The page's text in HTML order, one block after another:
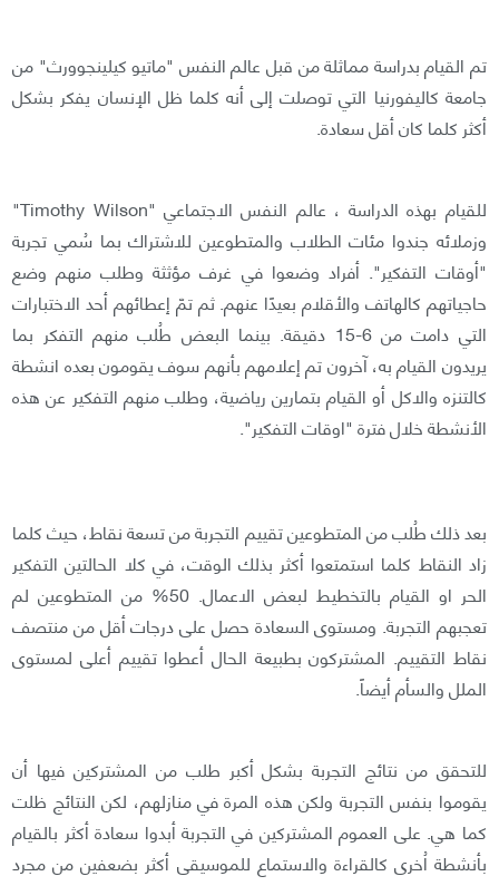
تم القيام بدراسة مماثلة من قبل عالم النفس "ماتيو كيلينجوورث" من
جامعة كاليفورنيا التي توصلت إلى أنه كلما ظل الإنسان يفكر بشكل
أكثر كلما كان أقل سعادة.
للقيام بهذه الدراسة ، عالم النفس الاجتماعي "Timothy Wilson"
وزملائه جندوا مئات الطلاب والمتطوعين للاشتراك بما سُمي تجربة
"أوقات التفكير". أفراد وضعوا في غرف مؤثثة وطلب منهم وضع
حاجياتهم كالهاتف والأقلام بعيدًا عنهم. ثم تمّ إعطائهم أحد الاختبارات
التي دامت من 6-15 دقيقة. بينما البعض طُلب منهم التفكر بما
يريدون القيام به، آخرون تم إعلامهم بأنهم سوف يقومون بعده انشطة
كالتنزه والاكل أو القيام بتمارين رياضية، وطلب منهم التفكير عن هذه
الأنشطة خلال فترة "اوقات التفكير".
بعد ذلك طُلب من المتطوعين تقييم التجربة من تسعة نقاط، حيث كلما
زاد النقاط كلما استمتعوا أكثر بذلك الوقت، في كلا الحالتين التفكير
الحر او القيام بالتخطيط لبعض الاعمال. 50% من المتطوعين لم
تعجبهم التجربة. ومستوى السعادة حصل على درجات أقل من منتصف
نقاط التقييم. المشتركون بطبيعة الحال أعطوا تقييم أعلى لمستوى
الملل والسأم أيضاً.
للتحقق من نتائج التجربة بشكل أكبر طلب من المشتركين فيها أن
يقوموا بنفس التجربة ولكن هذه المرة في منازلهم، لكن النتائج ظلت
كما هي. على العموم المشتركين في التجربة أبدوا سعادة أكثر بالقيام
بأنشطة اُخرى كالقراءة والاستماع للموسيقى أكثر بضعفين من مجرد